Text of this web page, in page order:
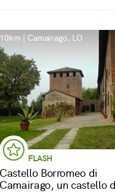
10km | Camairago, LO
FLASH
Castello Borromeo di
Camairago, un castello